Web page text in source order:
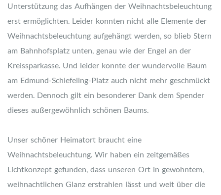
Unterstützung das Aufhängen der Weihnachtsbeleuchtung
erst ermöglichten. Leider konnten nicht alle Elemente der
Weihnachtsbeleuchtung aufgehängt werden, so blieb Stern
am Bahnhofsplatz unten, genau wie der Engel an der
Kreissparkasse. Und leider konnte der wundervolle Baum
am Edmund-Schiefeling-Platz auch nicht mehr geschmückt
werden. Dennoch gilt ein besonderer Dank dem Spender
dieses außergewöhnlich schönen Baums.
Unser schöner Heimatort braucht eine
Weihnachtsbeleuchtung. Wir haben ein zeitgemäßes
Lichtkonzept gefunden, dass unseren Ort in gewohntem,
weihnachtlichen Glanz erstrahlen lässt und weit über die